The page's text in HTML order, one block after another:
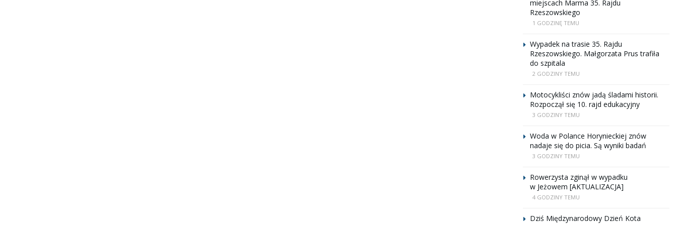
miejscach Marma 35. Rajdu
Rzeszowskiego
1 GODZINĘ TEMU
Wypadek na trasie 35. Rajdu
Rzeszowskiego. Małgorzata Prus trafiła
do szpitala
2 GODZINY TEMU
Motocykliści znów jadą śladami historii.
Rozpoczął się 10. rajd edukacyjny
3 GODZINY TEMU
Woda w Polance Horynieckiej znów
nadaje się do picia. Są wyniki badań
3 GODZINY TEMU
Rowerzysta zginął w wypadku
w Jeżowem [AKTUALIZACJA]
4 GODZINY TEMU
Dziś Międzynarodowy Dzień Kota